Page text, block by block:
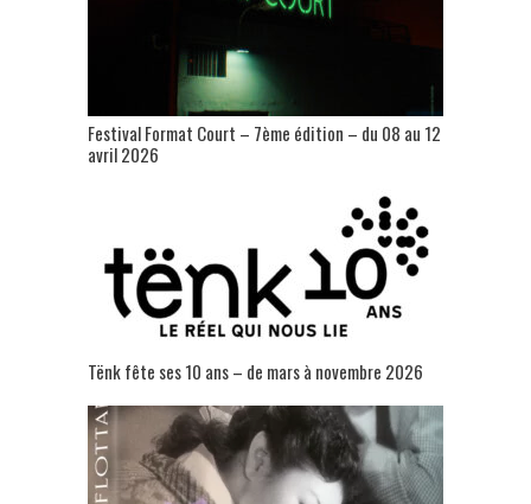
Festival Format Court – 7ème édition – du 08 au 12
avril 2026
Tënk fête ses 10 ans – de mars à novembre 2026